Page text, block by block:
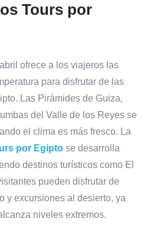
Tours por
ofrece a los viajeros las
para disfrutar de las
Las Pirámides de Guiza,
del Valle de los Reyes se
el clima es más fresco. La
por Egipto se desarrolla
destinos turísticos como El
pueden disfrutar de
y excursiones al desierto, ya
niveles extremos.